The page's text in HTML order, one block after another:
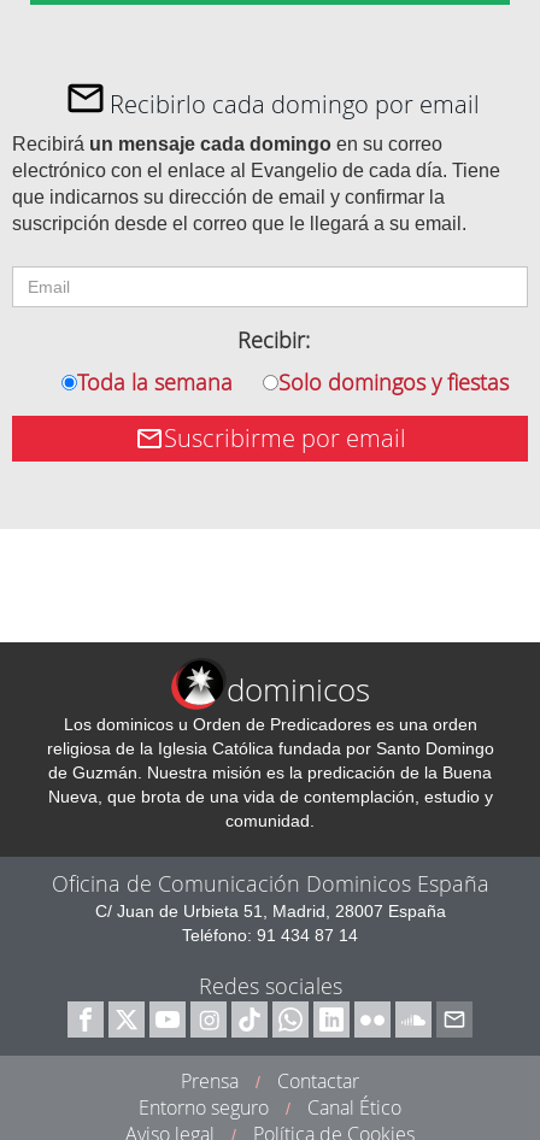
Recibirlo cada domingo por email
Recibirá un mensaje cada domingo en su correo
electrónico con el enlace al Evangelio de cada día. Tiene
que indicarnos su dirección de email y confirmar la
suscripción desde el correo que le llegará a su email.
Recibir:
Toda la semana
Solo domingos y fiestas
Suscribirme por email
dominicos
Los dominicos u Orden de Predicadores es una orden
religiosa de la Iglesia Católica fundada por Santo Domingo
de Guzmán. Nuestra misión es la predicación de la Buena
Nueva, que brota de una vida de contemplación, estudio y
comunidad.
Oficina de Comunicación Dominicos España
C/ Juan de Urbieta 51, Madrid, 28007 España
Teléfono: 91 434 87 14
Redes sociales
Prensa /
Contactar
Entorno seguro
/
Canal Ético
Aviso legal
/ Política de Cookies